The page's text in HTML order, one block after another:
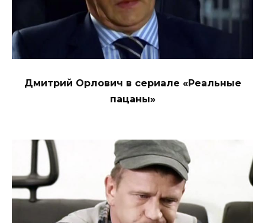
Дмитрий Орлович в сериале «Реальные
пацаны»